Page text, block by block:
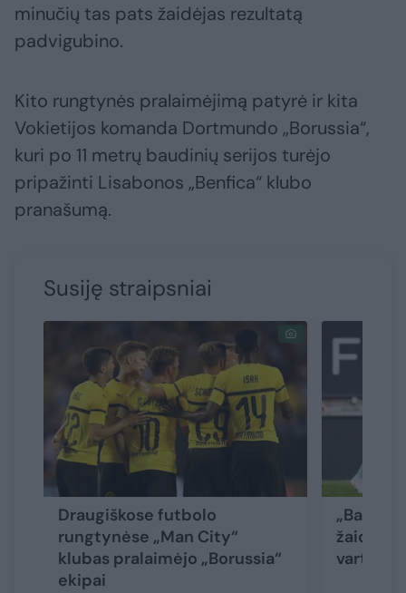
minučių tas pats žaidėjas rezultatą
padvigubino.
Kito rungtynės pralaimėjimą patyrė ir kita
Vokietijos komanda Dortmundo „Borussia“,
kuri po 11 metrų baudinių serijos turėjo
pripažinti Lisabonos „Benfica“ klubo
pranašumą.
Susiję straipsniai
Draugiškose futbolo
rungtynėse „Man City“
klubas pralaimėjo „Borussia“
ekipai
žaidusį
vartus